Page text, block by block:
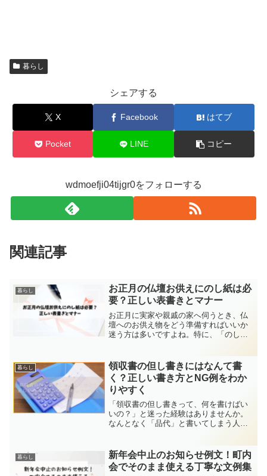
暮らし
シェアする
X Facebook はてブ
Pocket LINE コピー
wdmoefji04tijgr0をフォローする
関連記事
暮らし
お正月の仏壇お供えにのし紙は必
要？正しい表書きとマナー
お正月に実家や親戚の家へ伺うとき、仏
壇へのお供え物をどう準備すればいいか
迷う方は多いですよね。特に、「のし紙
ちょっとした違いに戸惑うこともあるで
しょう。この記事では、お正月...
暮らし
領収書の但し書きにはなんて書
く？正しい書き方とNG例をわか
りやすく
「領収書の但し書きって、何を書けばい
いの？」と迷った経験はありませんか。
なんとなく「品代」と書いてしまう人も
し書きは、支払いの目的を明確に示すた
めの大切な情報であり、経...
暮らし
新年会中止のお知らせ例文！町内
会でそのまま使える丁寧な文例集